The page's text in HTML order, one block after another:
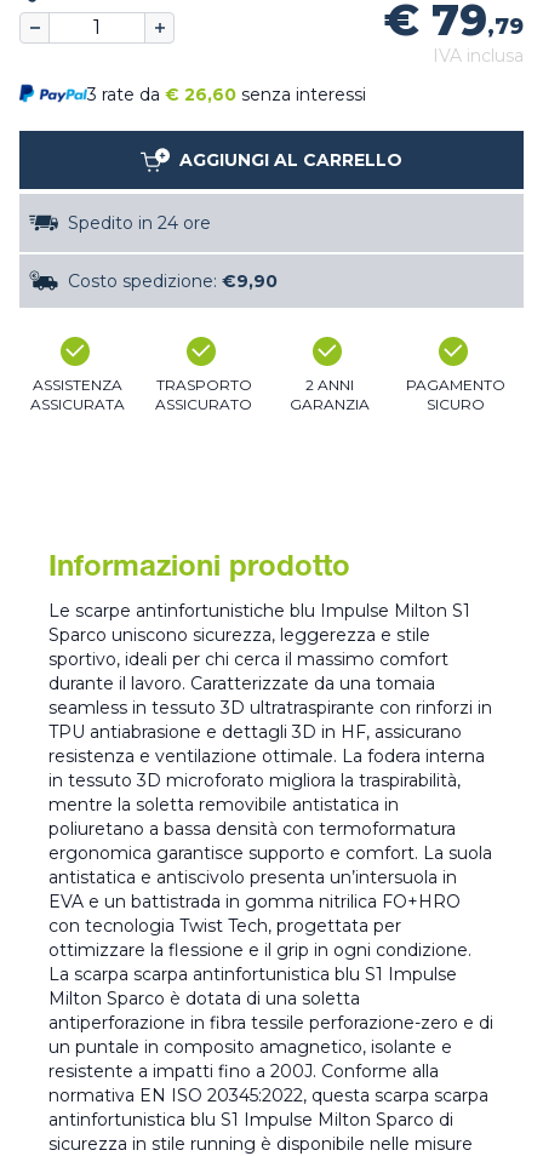
€ 79,79
IVA inclusa
3 rate da € 26,60 senza interessi
AGGIUNGI AL CARRELLO
Spedito in 24 ore
Costo spedizione: €9,90
ASSISTENZA
ASSICURATA
TRASPORTO
ASSICURATO
2 ANNI
GARANZIA
PAGAMENTO
SICURO
Informazioni prodotto
Le scarpe antinfortunistiche blu Impulse Milton S1
Sparco uniscono sicurezza, leggerezza e stile
sportivo, ideali per chi cerca il massimo comfort
durante il lavoro. Caratterizzate da una tomaia
seamless in tessuto 3D ultratraspirante con rinforzi in
TPU antiabrasione e dettagli 3D in HF, assicurano
resistenza e ventilazione ottimale. La fodera interna
in tessuto 3D microforato migliora la traspirabilità,
mentre la soletta removibile antistatica in
poliuretano a bassa densità con termoformatura
ergonomica garantisce supporto e comfort. La suola
antistatica e antiscivolo presenta un’intersuola in
EVA e un battistrada in gomma nitrilica FO+HRO
con tecnologia Twist Tech, progettata per
ottimizzare la flessione e il grip in ogni condizione.
La scarpa scarpa antinfortunistica blu S1 Impulse
Milton Sparco è dotata di una soletta
antiperforazione in fibra tessile perforazione-zero e di
un puntale in composito amagnetico, isolante e
resistente a impatti fino a 200J. Conforme alla
normativa EN ISO 20345:2022, questa scarpa scarpa
antinfortunistica blu S1 Impulse Milton Sparco di
sicurezza in stile running è disponibile nelle misure